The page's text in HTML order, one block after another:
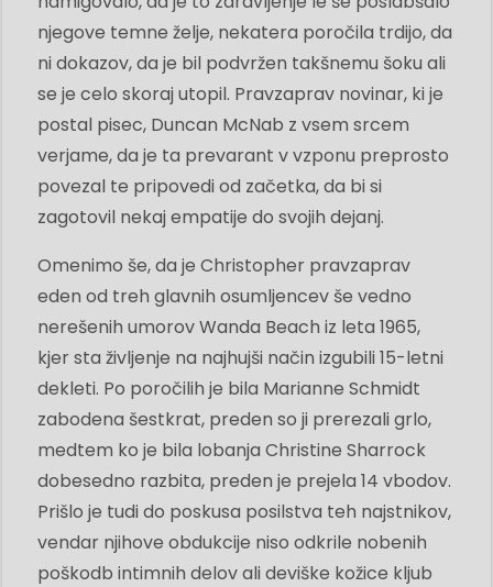
njegove temne želje, nekatera poročila trdijo, da
ni dokazov, da je bil podvržen takšnemu šoku ali
se je celo skoraj utopil. Pravzaprav novinar, ki je
postal pisec, Duncan McNab z vsem srcem
verjame, da je ta prevarant v vzponu preprosto
povezal te pripovedi od začetka, da bi si
zagotovil nekaj empatije do svojih dejanj.
Omenimo še, da je Christopher pravzaprav
eden od treh glavnih osumljencev še vedno
nerešenih umorov Wanda Beach iz leta 1965,
kjer sta življenje na najhujši način izgubili 15-letni
dekleti. Po poročilih je bila Marianne Schmidt
zabodena šestkrat, preden so ji prerezali grlo,
medtem ko je bila lobanja Christine Sharrock
dobesedno razbita, preden je prejela 14 vbodov.
Prišlo je tudi do poskusa posilstva teh najstnikov,
vendar njihove obdukcije niso odkrile nobenih
poškodb intimnih delov ali deviške kožice kljub